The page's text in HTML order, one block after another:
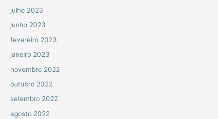
julho 2023
junho 2023
fevereiro 2023
janeiro 2023
novembro 2022
outubro 2022
setembro 2022
agosto 2022